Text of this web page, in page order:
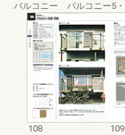
バルコニー バルコニー5
108
109